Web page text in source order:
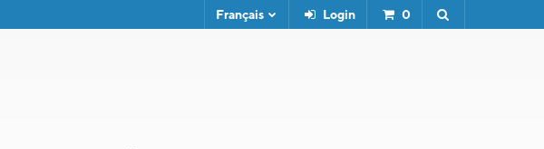
Login 0
Français